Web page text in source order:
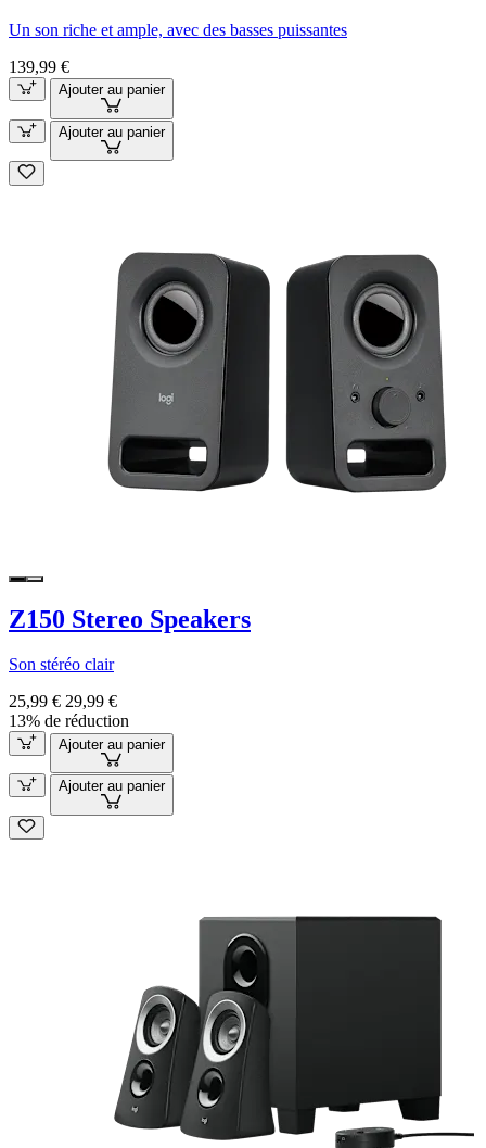
Un son riche et ample, avec des basses puissantes
139,99 €
Ajouter au panier
Ajouter au panier
Z150 Stereo Speakers
Son stéréo clair
25,99 € 29,99 €
13% de réduction
Ajouter au panier
Ajouter au panier